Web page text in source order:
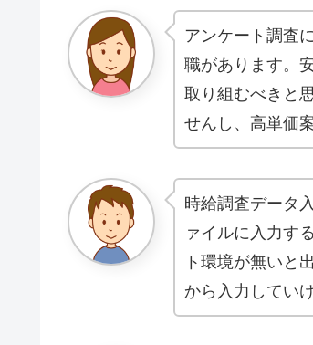
アンケート調査
職があります。
取り組むべきと
せんし、高単価
時給調査データ
ァイルに入力す
ト環境が無いと
から入力してい